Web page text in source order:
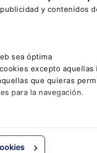
y contenidos
sea óptima
excepto
que quieras
para la navegación.